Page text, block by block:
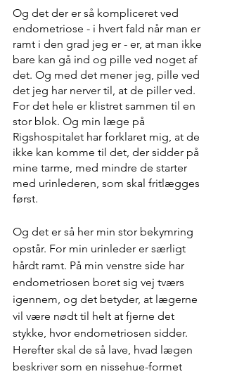
Og det der er så kompliceret ved
endometriose - i hvert fald når man er
ramt i den grad jeg er - er, at man ikke
bare kan gå ind og pille ved noget af
det. Og med det mener jeg, pille ved
det jeg har nerver til, at de piller ved.
For det hele er klistret sammen til en
stor blok. Og min læge på
Rigshospitalet har forklaret mig, at de
ikke kan komme til det, der sidder på
mine tarme, med mindre de starter
med urinlederen, som skal fritlægges
først.
Og det er så her min stor bekymring
opstår. For min urinleder er særligt
hårdt ramt. På min venstre side har
endometriosen boret sig vej tværs
igennem, og det betyder, at lægerne
vil være nødt til helt at fjerne det
stykke, hvor endometriosen sidder.
Herefter skal de så lave, hvad lægen
beskriver som en nissehue-formet